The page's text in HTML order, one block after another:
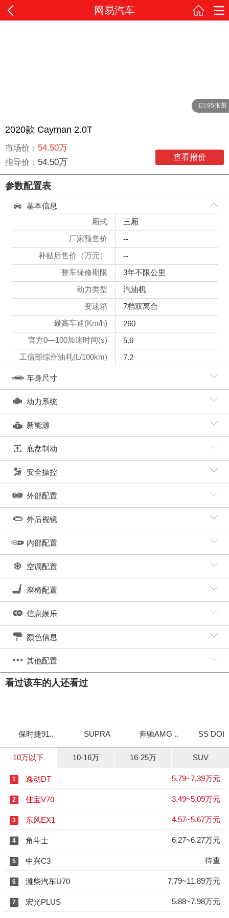
网易汽车
95张图
2020款 Cayman 2.0T
市场价： 54.50万
指导价： 54.50万
查看报价
参数配置表
基本信息
厢式
三厢
厂家预售价
--
补贴后售价（万元）
--
整车保修期限
3年不限公里
动力类型
汽油机
变速箱
7档双离合
最高车速(Km/h)
260
官方0—100加速时间(s)
5.6
工信部综合油耗(L/100km)
7.2
车身尺寸
动力系统
新能源
底盘制动
安全操控
外部配置
外后视镜
内部配置
空调配置
座椅配置
信息娱乐
颜色信息
其他配置
看过该车的人还看过
保时捷91.. SUPRA 奔驰AMG .. SS
10万以下 10-16万 16-25万 SUV
1 逸动DT 5.79~7.39万元
2 佳宝V70 3.49~5.09万元
3 东风EX1 4.57~5.67万元
4 角斗士 6.27~6.27万元
5 中兴C3 待查
6 潍柴汽车U70 7.79~11.89万元
7 宏光PLUS 5.88~7.98万元